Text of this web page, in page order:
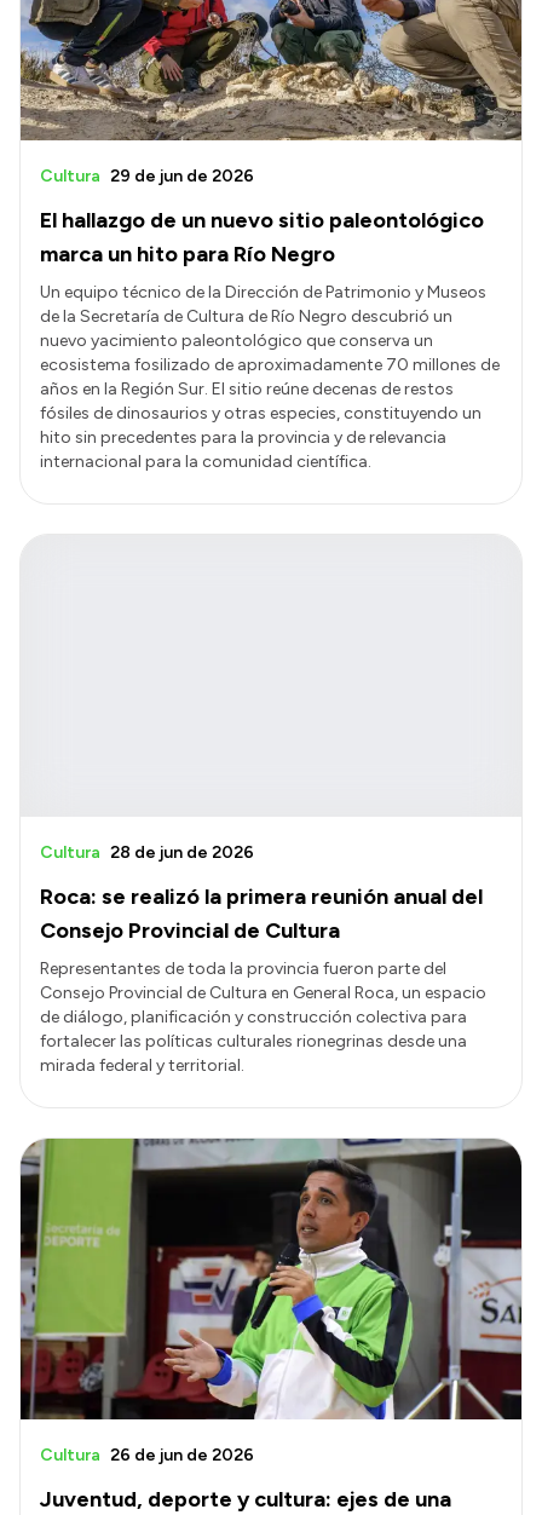
El hallazgo de un nuevo sitio paleontológico
marca un hito para Río Negro
Cultura 29 de jun de 2026
Un equipo técnico de la Dirección de Patrimonio y Museos
de la Secretaría de Cultura de Río Negro descubrió un
nuevo yacimiento paleontológico que conserva un
ecosistema fosilizado de aproximadamente 70 millones de
años en la Región Sur. El sitio reúne decenas de restos
fósiles de dinosaurios y otras especies, constituyendo un
hito sin precedentes para la provincia y de relevancia
internacional para la comunidad científica.
Roca: se realizó la primera reunión anual del
Consejo Provincial de Cultura
Cultura 28 de jun de 2026
Representantes de toda la provincia fueron parte del
Consejo Provincial de Cultura en General Roca, un espacio
de diálogo, planificación y construcción colectiva para
fortalecer las políticas culturales rionegrinas desde una
mirada federal y territorial.
Juventud, deporte y cultura: ejes de una
Cultura 26 de jun de 2026